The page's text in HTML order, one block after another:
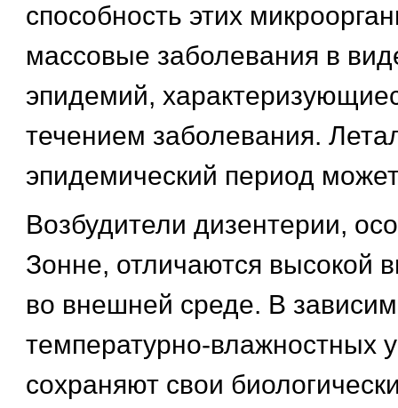
способность этих
массовые заболевания в
эпидемий,
течением заболевания.
эпидемический период
Возбудители дизентерии,
Зонне, отличаются высокой
во внешней среде. В
температурно-влажностных
сохраняют свои